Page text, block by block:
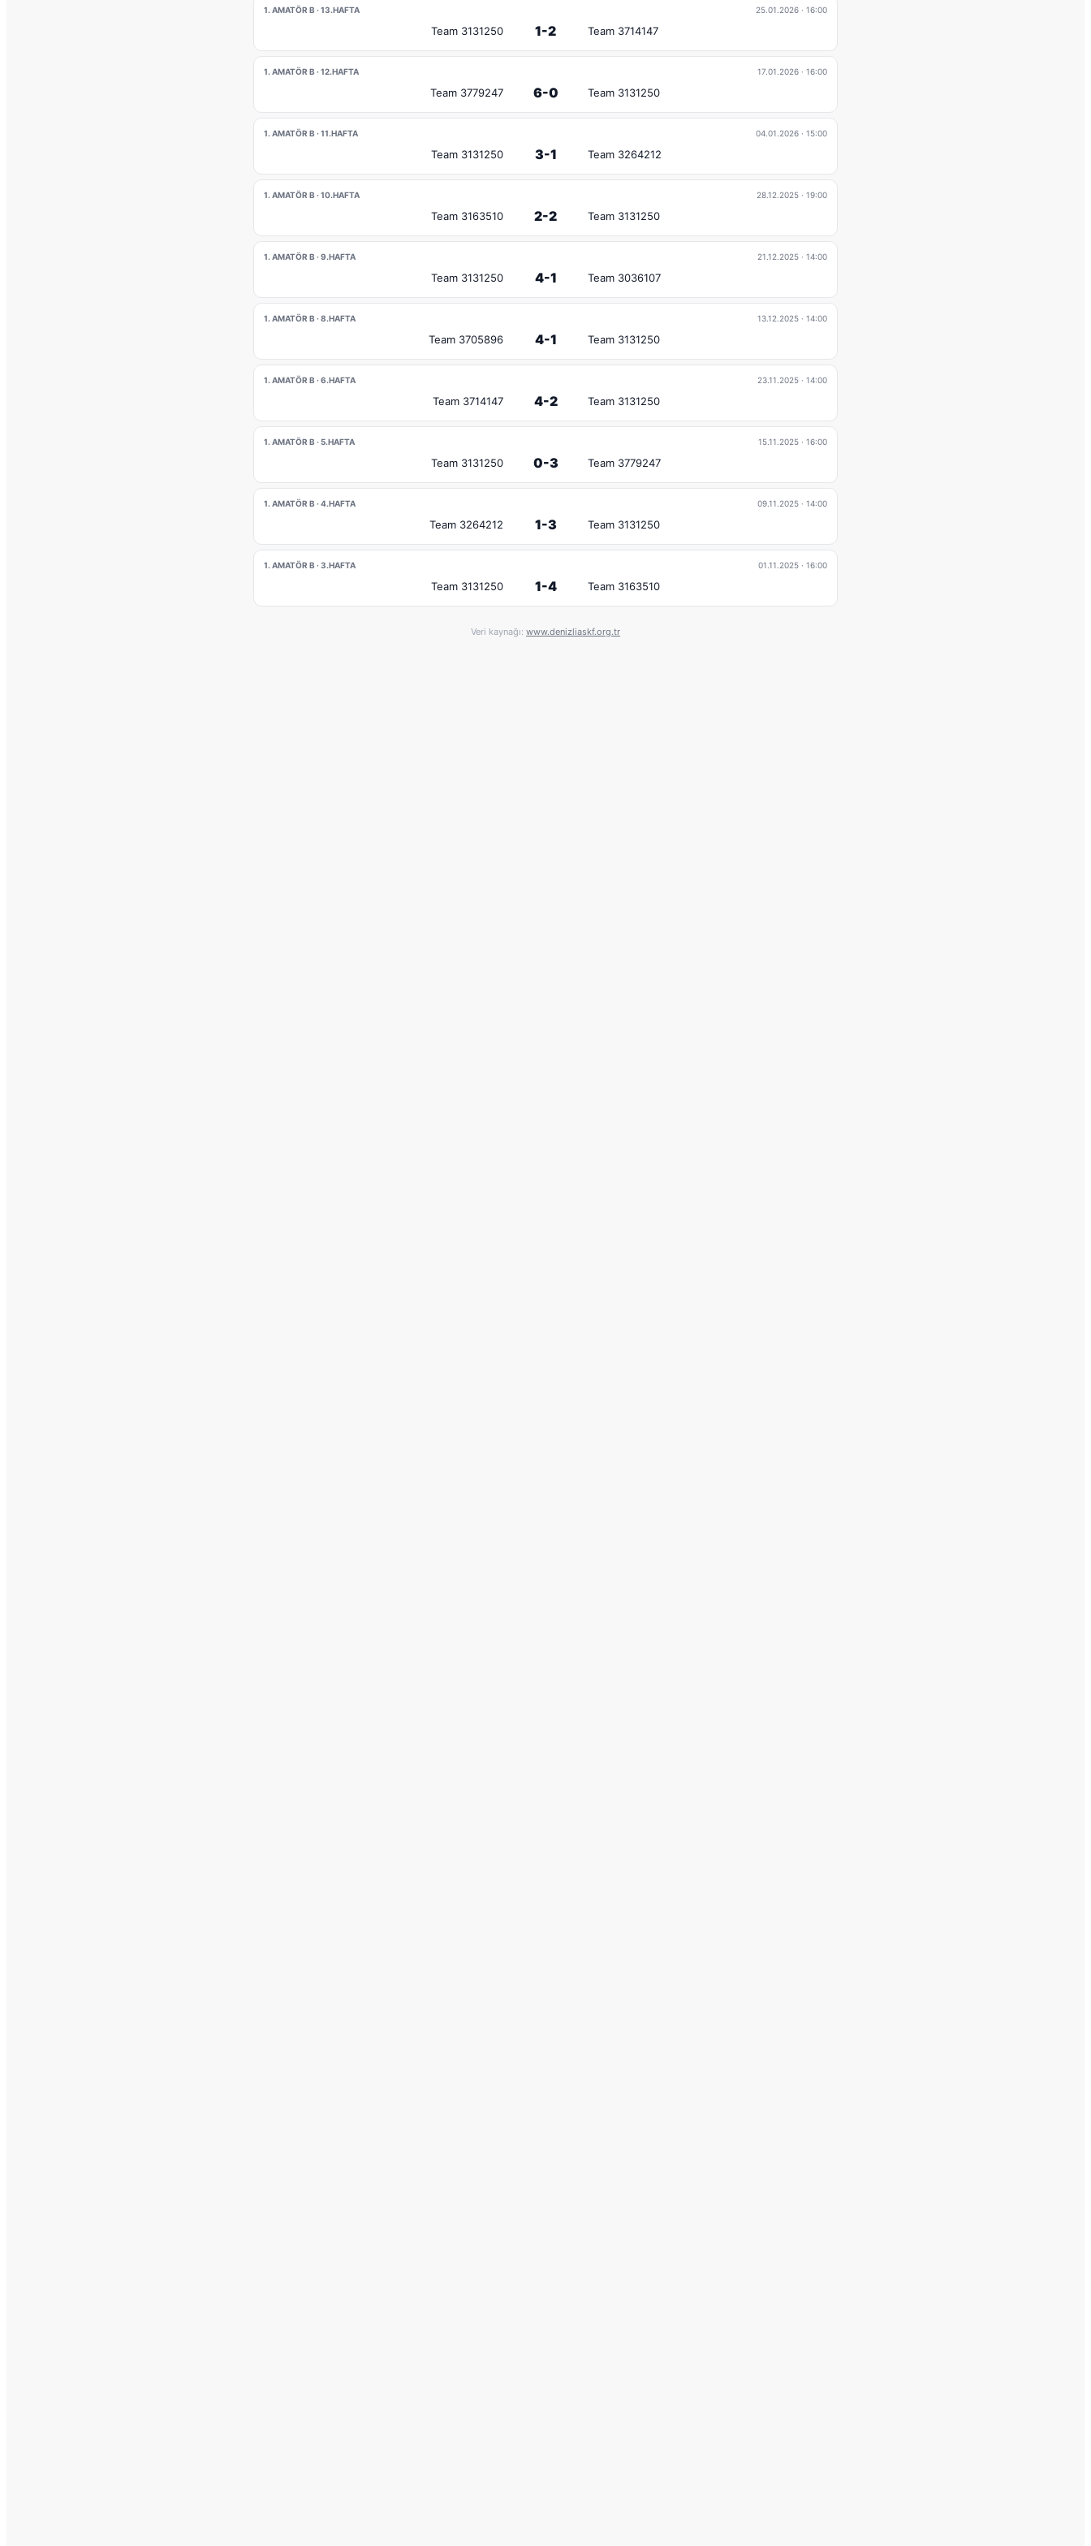
1. AMATÖR B · 13.HAFTA 25.01.2026 · 16:00
Team 3131250 1-2 Team 3714147
1. AMATÖR B · 12.HAFTA 17.01.2026 · 16:00
Team 3779247 6-0 Team 3131250
1. AMATÖR B · 11.HAFTA 04.01.2026 · 15:00
Team 3131250 3-1 Team 3264212
1. AMATÖR B · 10.HAFTA 28.12.2025 · 19:00
Team 3163510 2-2 Team 3131250
1. AMATÖR B · 9.HAFTA 21.12.2025 · 14:00
Team 3131250 4-1 Team 3036107
1. AMATÖR B · 8.HAFTA 13.12.2025 · 14:00
Team 3705896 4-1 Team 3131250
1. AMATÖR B · 6.HAFTA 23.11.2025 · 14:00
Team 3714147 4-2 Team 3131250
1. AMATÖR B · 5.HAFTA 15.11.2025 · 16:00
Team 3131250 0-3 Team 3779247
1. AMATÖR B · 4.HAFTA 09.11.2025 · 14:00
Team 3264212 1-3 Team 3131250
1. AMATÖR B · 3.HAFTA 01.11.2025 · 16:00
Team 3131250 1-4 Team 3163510
Veri kaynağı: www.denizliaskf.org.tr